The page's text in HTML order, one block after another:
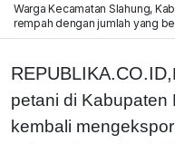
Warga Kecamatan Slahung,
rempah dengan jumlah yang
REPUBLIKA.CO.ID,
petani di Kabupaten
kembali mengekspor